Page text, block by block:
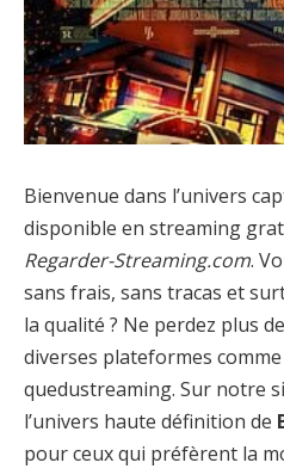
Bienvenue dans l’univers
disponible en streaming
Regarder-Streaming.com.
sans frais, sans tracas et
la qualité ? Ne perdez plus
diverses plateformes
quedustreaming. Sur notre
l’univers haute définition de
pour ceux qui préfèrent la